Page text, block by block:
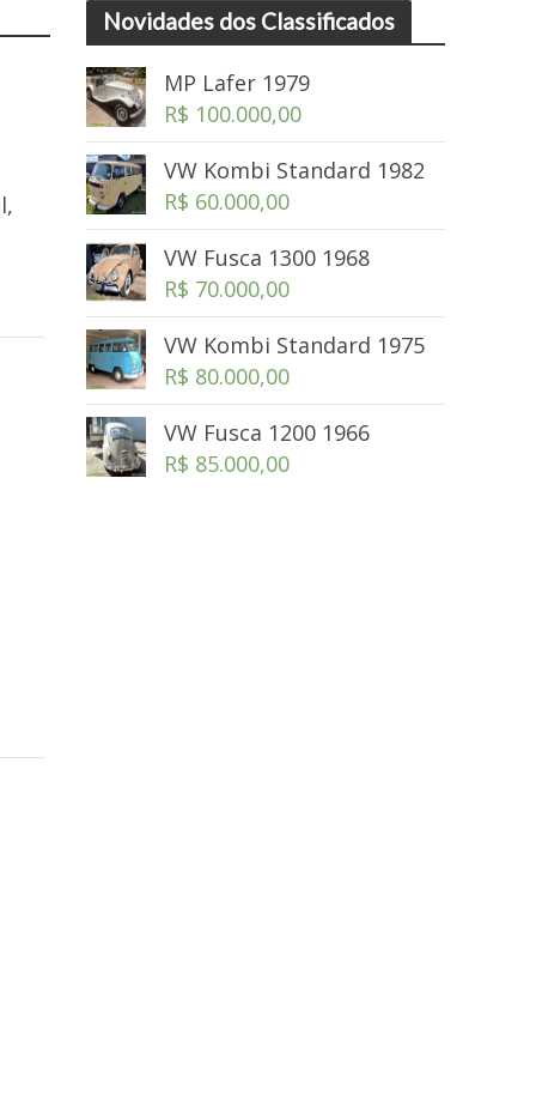
Novidades dos Classificados
MP Lafer 1979
R$ 100.000,00
VW Kombi Standard 1982
R$ 60.000,00
VW Fusca 1300 1968
R$ 70.000,00
VW Kombi Standard 1975
R$ 80.000,00
VW Fusca 1200 1966
R$ 85.000,00